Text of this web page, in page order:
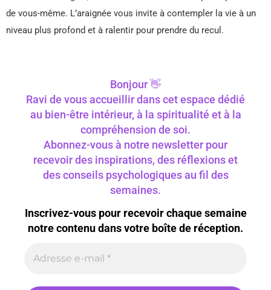
de vous-même. L’araignée vous invite à contempler la vie à un
niveau plus profond et à ralentir pour prendre du recul.
Bonjour 👋
Ravi de vous accueillir dans cet espace dédié
au bien-être intérieur, à la spiritualité et à la
compréhension de soi.
Abonnez-vous à notre newsletter pour
recevoir des inspirations, des réflexions et
des conseils psychologiques au fil des
semaines.
Inscrivez-vous pour recevoir chaque semaine
notre contenu dans votre boîte de réception.